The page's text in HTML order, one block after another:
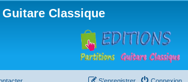
Guitare Classique